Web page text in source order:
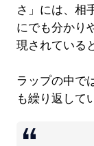
さ」には、相
にでも分かり
現されている
ラップの中で
も繰り返して